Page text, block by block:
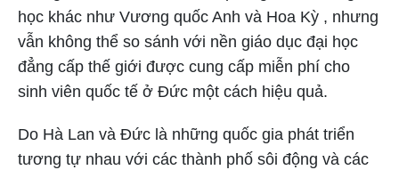
học khác như Vương quốc Anh và Hoa Kỳ , nhưng
vẫn không thể so sánh với nền giáo dục đại học
đẳng cấp thế giới được cung cấp miễn phí cho
sinh viên quốc tế ở Đức một cách hiệu quả.
Do Hà Lan và Đức là những quốc gia phát triển
tương tự nhau với các thành phố sôi động và các